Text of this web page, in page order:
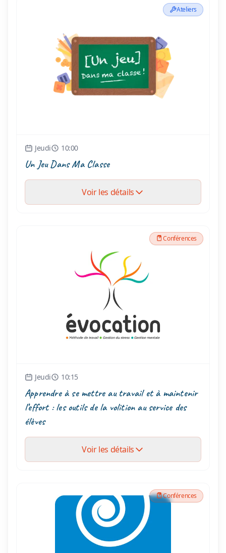
Ateliers
Jeudi 10:00
Un Jeu Dans Ma Classe
Voir les détails
Conférences
Jeudi 10:15
Apprendre à se mettre au travail et à maintenir
l’effort : les outils de la volition au service des
élèves
Voir les détails
Conférences